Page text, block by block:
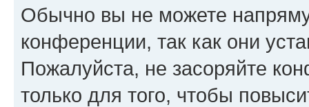
Обычно вы не можете
конференции, так как они
Пожалуйста, не засоряйте
только для того, чтобы